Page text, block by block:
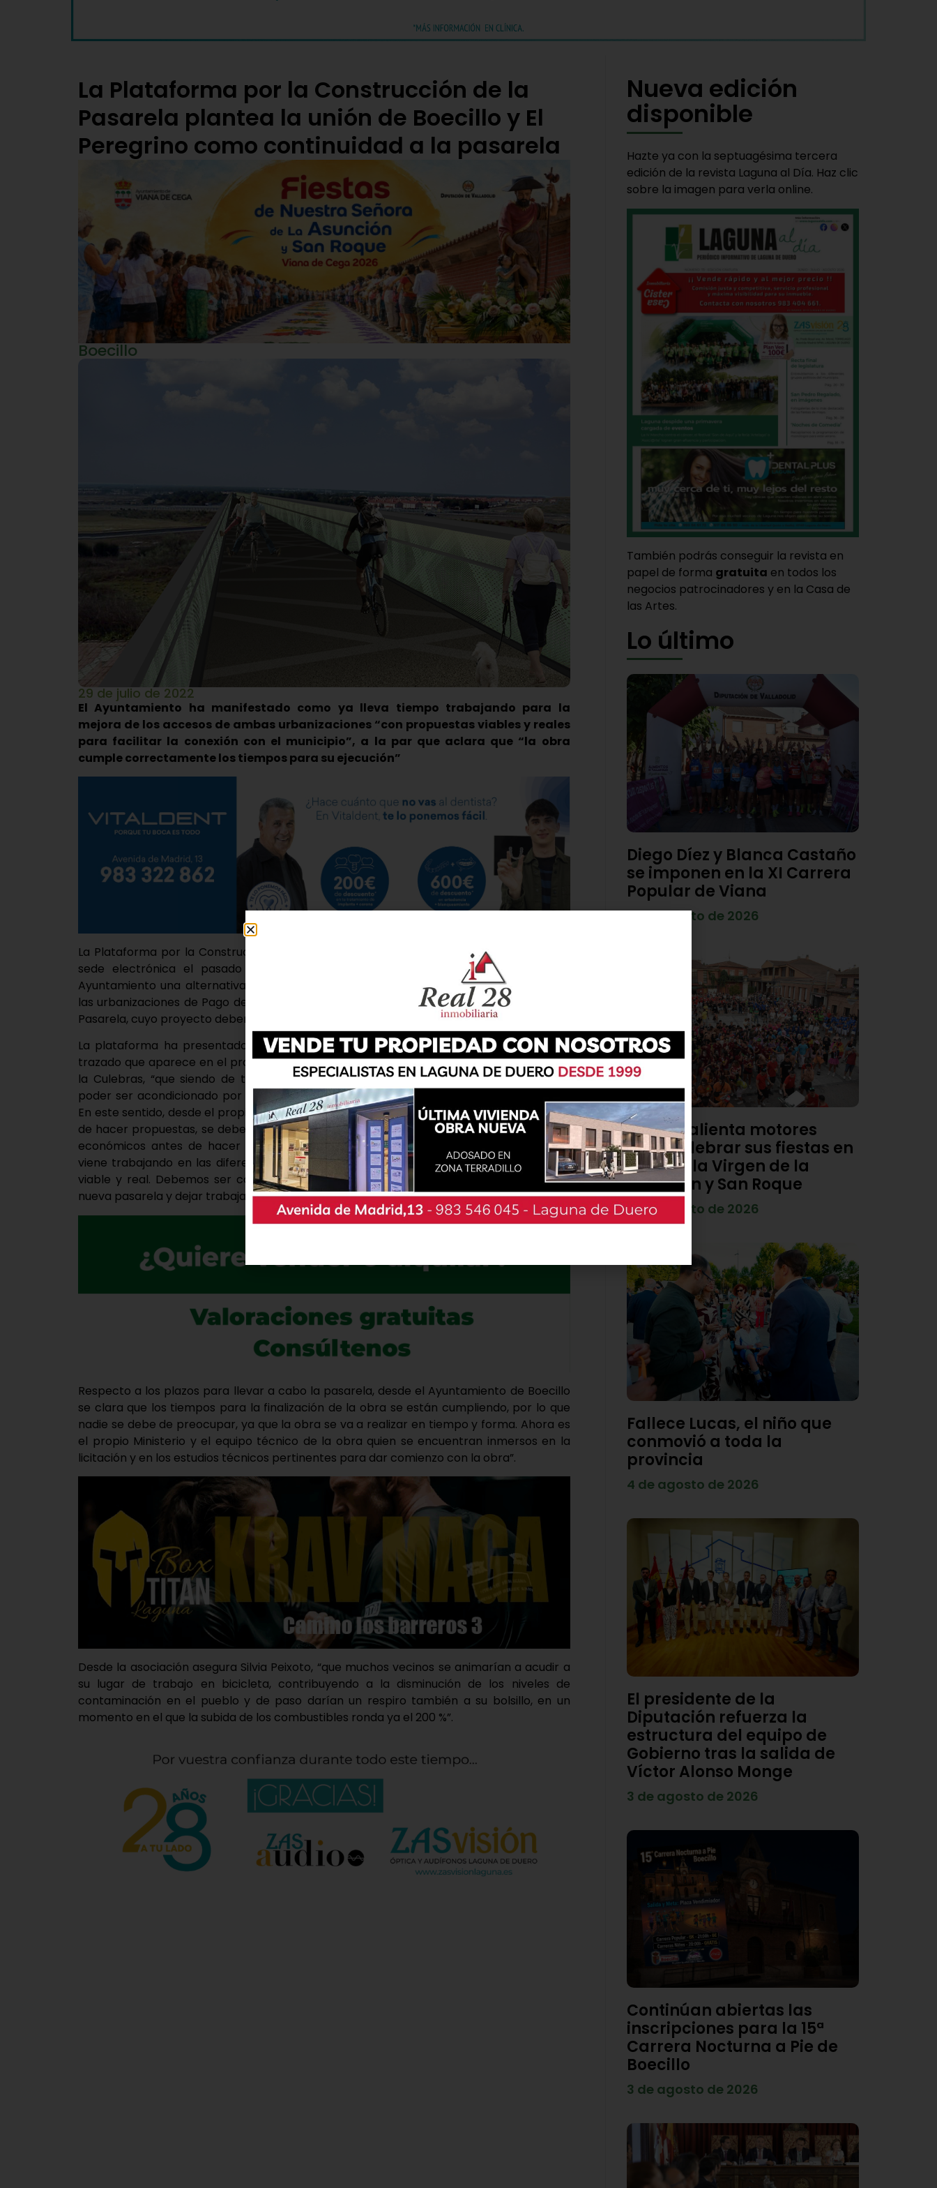
La Plataforma por la Construcción de la
Pasarela plantea la unión de Boecillo y El
Peregrino como continuidad a la pasarela
Boecillo
29 de julio de 2022
El Ayuntamiento ha manifestado como ya lleva tiempo trabajando para la
mejora de los accesos de ambas urbanizaciones “con propuestas viables y reales
para facilitar la conexión con el municipio”, a la par que aclara que “la obra
cumple correctamente los tiempos para su ejecución”
La Plataforma por la Construcción de la Pasarela de Boecillo (PCPB) ha presentado en
sede electrónica el pasado 18 de mayo de 2022 un escrito en el que ofrece al
Ayuntamiento una alternativa para realizar el acondicionamiento de los accesos entre
las urbanizaciones de Pago del Nogal sector 23 y el Peregrino, para dar continuidad a la
Pasarela, cuyo proyecto deberá estar finalizado antes de 2023.
La plataforma ha presentado un escrito con un pequeño estudio como alternativa al
trazado que aparece en el proyecto que inicialmente habría discurrido por la vereda de
la Culebras, “que siendo de titularidad privada, presenta ciertas complicaciones para
poder ser acondicionado por el Ayuntamiento de Boecillo” aclaran desde la asociación.
En este sentido, desde el propio Ayuntamiento han puesto de manifiesto como “a la hora
de hacer propuestas, se deben tener en cuenta criterios técnicos, medio ambientales y
económicos antes de hacer cualquier postulado en este sentido. El ayuntamiento ya
viene trabajando en las diferentes alternativas desde hace tiempo con una propuesta
viable y real. Debemos ser conscientes de lo conseguido de cara a la ejecución de la
nueva pasarela y dejar trabajar a los técnicos”.
Respecto a los plazos para llevar a cabo la pasarela, desde el Ayuntamiento de Boecillo
se clara que los tiempos para la finalización de la obra se están cumpliendo, por lo que
nadie se debe de preocupar, ya que la obra se va a realizar en tiempo y forma. Ahora es
el propio Ministerio y el equipo técnico de la obra quien se encuentran inmersos en la
licitación y en los estudios técnicos pertinentes para dar comienzo con la obra”.
Desde la asociación asegura Silvia Peixoto, “que muchos vecinos se animarían a acudir a
su lugar de trabajo en bicicleta, contribuyendo a la disminución de los niveles de
contaminación en el pueblo y de paso darían un respiro también a su bolsillo, en un
momento en el que la subida de los combustibles ronda ya el 200 %”.
Nueva edición
disponible
Hazte ya con la septuagésima tercera
edición de la revista Laguna al Día. Haz clic
sobre la imagen para verla online.
También podrás conseguir la revista en
papel de forma gratuita en todos los
negocios patrocinadores y en la Casa de
las Artes.
Lo último
Diego Díez y Blanca Castaño
se imponen en la XI Carrera
Popular de Viana
4 de agosto de 2026
Viana calienta motores
para celebrar sus fiestas en
honor a la Virgen de la
Asunción y San Roque
4 de agosto de 2026
Fallece Lucas, el niño que
conmovió a toda la
provincia
4 de agosto de 2026
El presidente de la
Diputación refuerza la
estructura del equipo de
Gobierno tras la salida de
Víctor Alonso Monge
3 de agosto de 2026
Continúan abiertas las
inscripciones para la 15ª
Carrera Nocturna a Pie de
Boecillo
3 de agosto de 2026